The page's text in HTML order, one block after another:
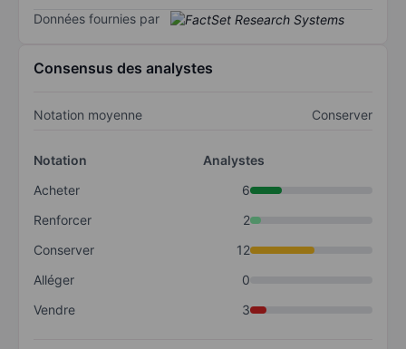
Données fournies par
Consensus des analystes
Notation moyenne Conserver
Notation
Analystes
Acheter
6
Renforcer
2
Conserver
12
Alléger
0
Vendre
3